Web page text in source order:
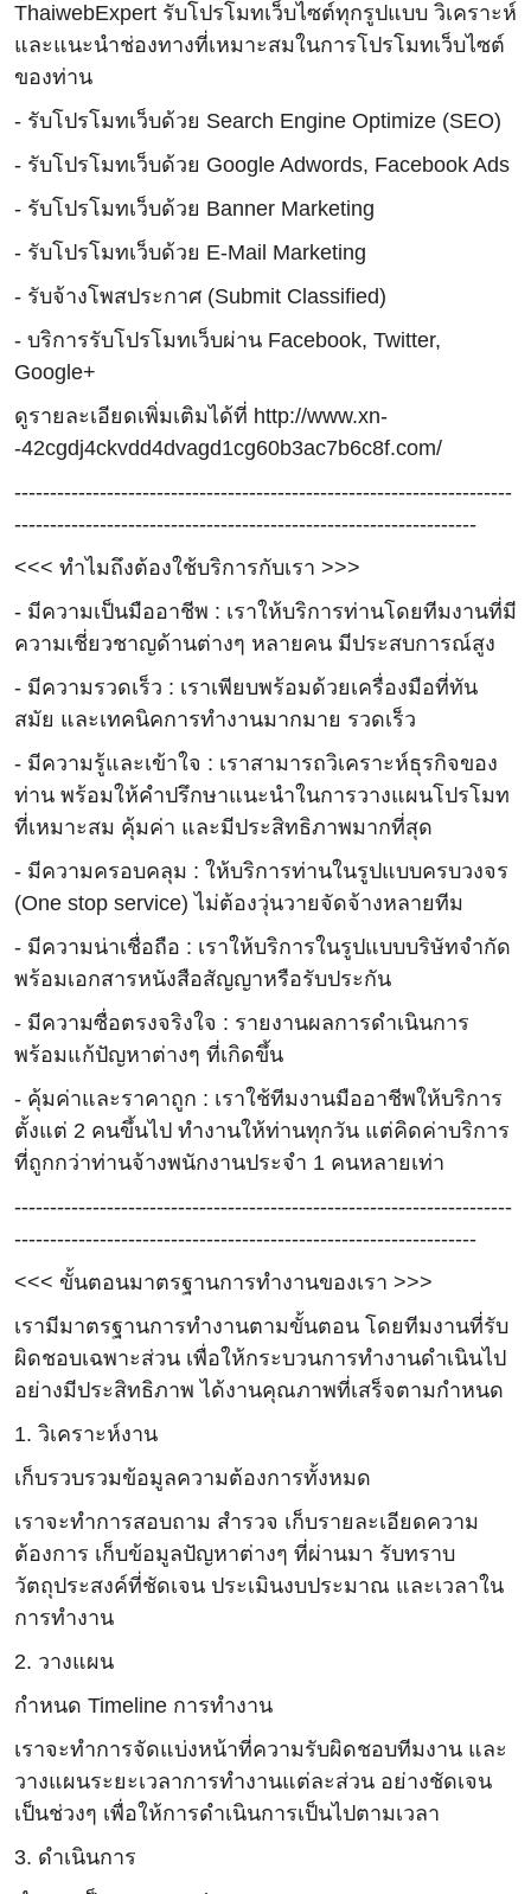
ThaiwebExpert รับโปรโมทเว็บไซต์ทุกรูปแบบ วิเคราะห์
และแนะนำช่องทางที่เหมาะสมในการโปรโมทเว็บไซต์
ของท่าน
- รับโปรโมทเว็บด้วย Search Engine Optimize (SEO)
- รับโปรโมทเว็บด้วย Google Adwords, Facebook Ads
- รับโปรโมทเว็บด้วย Banner Marketing
- รับโปรโมทเว็บด้วย E-Mail Marketing
- รับจ้างโพสประกาศ (Submit Classified)
- บริการรับโปรโมทเว็บผ่าน Facebook, Twitter,
Google+
ดูรายละเอียดเพิ่มเติมได้ที่ http://www.xn-
-42cgdj4ckvdd4dvagd1cg60b3ac7b6c8f.com/
----------------------------------------------------------------------
-----------------------------------------------------------------
<<< ทำไมถึงต้องใช้บริการกับเรา >>>
- มีความเป็นมืออาชีพ : เราให้บริการท่านโดยทีมงานที่มี
ความเชี่ยวชาญด้านต่างๆ หลายคน มีประสบการณ์สูง
- มีความรวดเร็ว : เราเพียบพร้อมด้วยเครื่องมือที่ทัน
สมัย และเทคนิคการทำงานมากมาย รวดเร็ว
- มีความรู้และเข้าใจ : เราสามารถวิเคราะห์ธุรกิจของ
ท่าน พร้อมให้คำปรึกษาแนะนำในการวางแผนโปรโมท
ที่เหมาะสม คุ้มค่า และมีประสิทธิภาพมากที่สุด
- มีความครอบคลุม : ให้บริการท่านในรูปแบบครบวงจร
(One stop service) ไม่ต้องวุ่นวายจัดจ้างหลายทีม
- มีความน่าเชื่อถือ : เราให้บริการในรูปแบบบริษัทจำกัด
พร้อมเอกสารหนังสือสัญญาหรือรับประกัน
- มีความซื่อตรงจริงใจ : รายงานผลการดำเนินการ
พร้อมแก้ปัญหาต่างๆ ที่เกิดขึ้น
- คุ้มค่าและราคาถูก : เราใช้ทีมงานมืออาชีพให้บริการ
ตั้งแต่ 2 คนขึ้นไป ทำงานให้ท่านทุกวัน แต่คิดค่าบริการ
ที่ถูกกว่าท่านจ้างพนักงานประจำ 1 คนหลายเท่า
----------------------------------------------------------------------
-----------------------------------------------------------------
<<< ขั้นตอนมาตรฐานการทำงานของเรา >>>
เรามีมาตรฐานการทำงานตามขั้นตอน โดยทีมงานที่รับ
ผิดชอบเฉพาะส่วน เพื่อให้กระบวนการทำงานดำเนินไป
อย่างมีประสิทธิภาพ ได้งานคุณภาพที่เสร็จตามกำหนด
1. วิเคราะห์งาน
เก็บรวบรวมข้อมูลความต้องการทั้งหมด
เราจะทำการสอบถาม สำรวจ เก็บรายละเอียดความ
ต้องการ เก็บข้อมูลปัญหาต่างๆ ที่ผ่านมา รับทราบ
วัตถุประสงค์ที่ชัดเจน ประเมินงบประมาณ และเวลาใน
การทำงาน
2. วางแผน
กำหนด Timeline การทำงาน
เราจะทำการจัดแบ่งหน้าที่ความรับผิดชอบทีมงาน และ
วางแผนระยะเวลาการทำงานแต่ละส่วน อย่างชัดเจน
เป็นช่วงๆ เพื่อให้การดำเนินการเป็นไปตามเวลา
3. ดำเนินการ